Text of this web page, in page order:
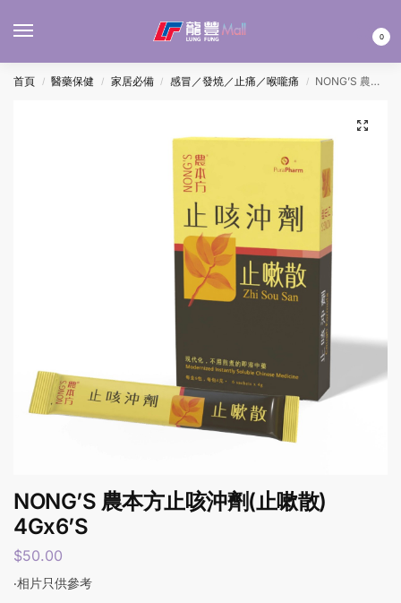
0
首頁 / 醫藥保健 / 家居必備 / 感冒／發燒／止痛／喉嚨痛 / NONG’S 農本方止咳沖劑(止嗽散) 4Gx6’S
NONG’S 農本方止咳沖劑(止嗽散)
4Gx6’S
$50.00
‧相片只供參考